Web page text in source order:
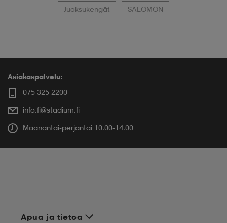
Juoksukengät SALOMON
Asiakaspalvelu:
075 325 2200
info.fi@stadium.fi
Maanantai-perjantai 10.00-14.00
Apua ja tietoa